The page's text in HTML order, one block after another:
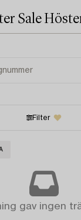
Sale
Filter
gav ingen